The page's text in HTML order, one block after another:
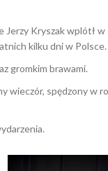
Kryszak wplótł
kilku dni w Polsce.
gromkim brawami.
wieczór, spędzony w